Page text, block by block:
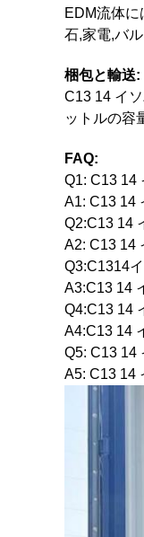
EDM流体
石,家電,バ
梱包と輸送:
C13 14 イ
ットルの容
FAQ:
Q1: C13 14
A1: C13 14
Q2:C13 14
A2: C13 14
Q3:C1314
A3:C13 14
Q4:C13 14
A4:C13 14
Q5: C13 14
A5: C13 14